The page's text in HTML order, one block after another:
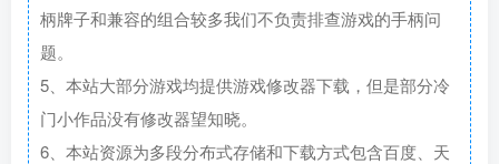
柄牌子和兼容的组合较多我们不负责排查游戏的手柄问
题。
5、本站大部分游戏均提供游戏修改器下载，但是部分冷
门小作品没有修改器望知晓。
6、本站资源为多段分布式存储和下载方式包含百度、天